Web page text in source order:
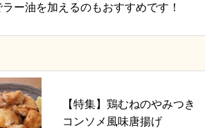
ー油を加えるのもおすすめです！
【特集】鶏むねのやみつき
コンソメ風味唐揚げ